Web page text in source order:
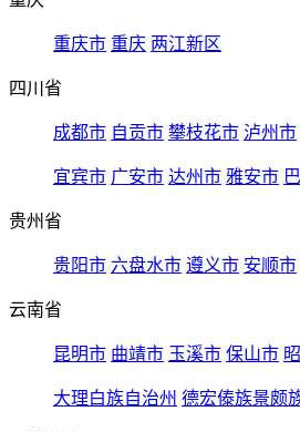
重庆市 重庆 两江新区
四川省
成都市 自贡市 攀枝花市 泸州市
宜宾市 广安市 达州市 雅安市
贵州省
贵阳市 六盘水市 遵义市 安顺市
云南省
昆明市 曲靖市 玉溪市 保山市
大理白族自治州 德宏傣族景颇